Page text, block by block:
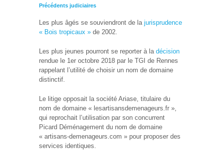
Précédents judiciaires
Les plus âgés se souviendront de la jurisprudence
« Bois tropicaux » de 2002.
Les plus jeunes pourront se reporter à la décision
rendue le 1er octobre 2018 par le TGI de Rennes
rappelant l’utilité de choisir un nom de domaine
distinctif.
Le litige opposait la société Ariase, titulaire du
nom de domaine « lesartisansdemenageurs.fr »,
qui reprochait l’utilisation par son concurrent
Picard Déménagement du nom de domaine
« artisans-demenageurs.com » pour proposer des
services identiques.